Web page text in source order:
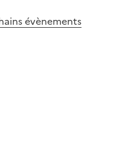
évènements